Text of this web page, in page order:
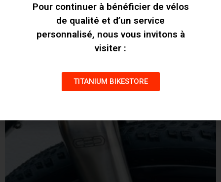
Pour continuer à bénéficier de vélos
de qualité et d’un service
personnalisé, nous vous invitons à
visiter :
TITANIUM BIKESTORE